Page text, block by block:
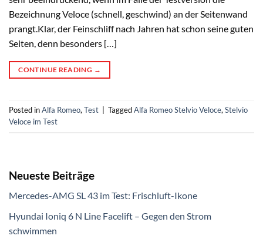
Bezeichnung Veloce (schnell, geschwind) an der Seitenwand
prangt.Klar, der Feinschliff nach Jahren hat schon seine guten
Seiten, denn besonders […]
CONTINUE READING →
Posted inAlfa Romeo, Test TaggedAlfa Romeo Stelvio Veloce, Stelvio
Veloce im Test
Neueste Beiträge
Mercedes-AMG SL 43 im Test: Frischluft-Ikone
Hyundai Ioniq 6 N Line Facelift – Gegen den Strom
schwimmen